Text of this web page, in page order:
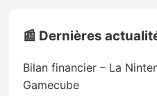
📰 Dernières
Bilan financier – La
Gamecube